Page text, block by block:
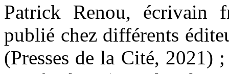
Patrick Renou, écrivain
publié chez différents
(Presses de la Cité, 2021)